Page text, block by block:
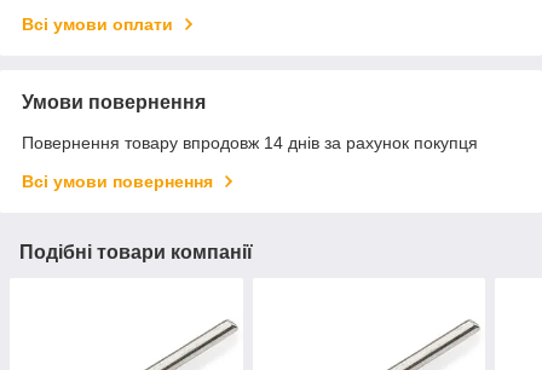
Всі умови оплати
Умови повернення
Повернення товару впродовж 14 днів за рахунок покупця
Всі умови повернення
Подібні товари компанії